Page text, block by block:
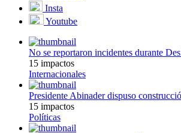
Insta
Youtube
No se reportaron incidentes durante
15 impactos
Internacionales
Presidente Abinader dispuso
15 impactos
Políticas